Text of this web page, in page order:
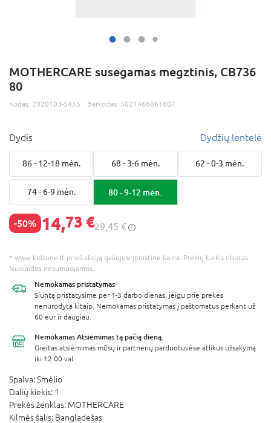
MOTHERCARE susegamas megztinis, CB736
80
Kodas: 2020103-5435 Barkodas: 5021466061607
Dydis Dydžių lentelė
86 - 12-18 mėn. 68 - 3-6 mėn. 62 - 0-3 mėn.
74 - 6-9 mėn. 80 - 9-12 mėn.
-50% 14,73 €29,45 €
* www.kidzone.lt prieš akciją galiojusi įprastinė kaina. Prekių kiekis ribotas.
Nuolaidos nesumuojamos.
Nemokamas pristatymas
Siuntą pristatysime per 1-3 darbo dienas, jeigu prie prekės
nenurodyta kitaip. Nemokamas pristatymas į paštomatus perkant už
60 eur ir daugiau.
Nemokamas Atsiėmimas tą pačią dieną.
Greitas atsiėmimas mūsų ir partnerių parduotuvėse atlikus užsakymą
iki 12:00 val.
Spalva:Smėlio
Dalių kiekis: 1
Prekės ženklas: MOTHERCARE
Kilmės šalis: Bangladešas